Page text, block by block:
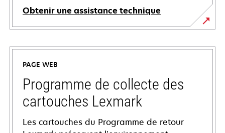
Obtenir une assistance technique
s’ouvre
dans
nouvel
onglet
PAGE WEB
Programme de collecte des
cartouches Lexmark
Les cartouches du Programme de retour